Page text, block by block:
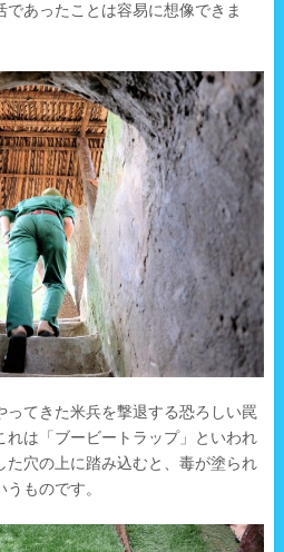
あったことは容易に想像できま
ってきた米兵を撃退する恐ろしい罠
れは「ブービートラップ」といわれ
た穴の上に踏み込むと、毒が塗られ
ものです。